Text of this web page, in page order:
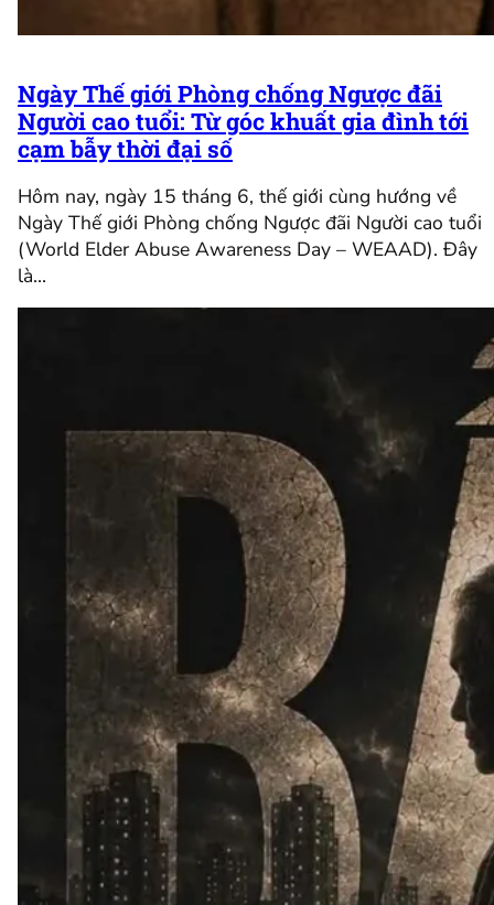
Ngày Thế giới Phòng chống Ngược đãi
Người cao tuổi: Từ góc khuất gia đình tới
cạm bẫy thời đại số
Hôm nay, ngày 15 tháng 6, thế giới cùng hướng về
Ngày Thế giới Phòng chống Ngược đãi Người cao tuổi
(World Elder Abuse Awareness Day – WEAAD). Đây
là…